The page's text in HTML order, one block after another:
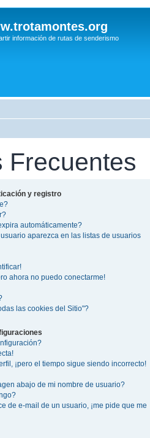
información de rutas de senderismo
Frecuentes
y registro
automáticamente?
aparezca en las listas de usuarios
ahora no puedo conectarme!
las cookies del Sitio"?
¡pero el tiempo sigue siendo incorrecto!
abajo de mi nombre de usuario?
de e-mail de un usuario, ¡me pide que me